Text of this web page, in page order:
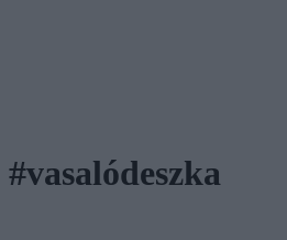
#vasalódeszka